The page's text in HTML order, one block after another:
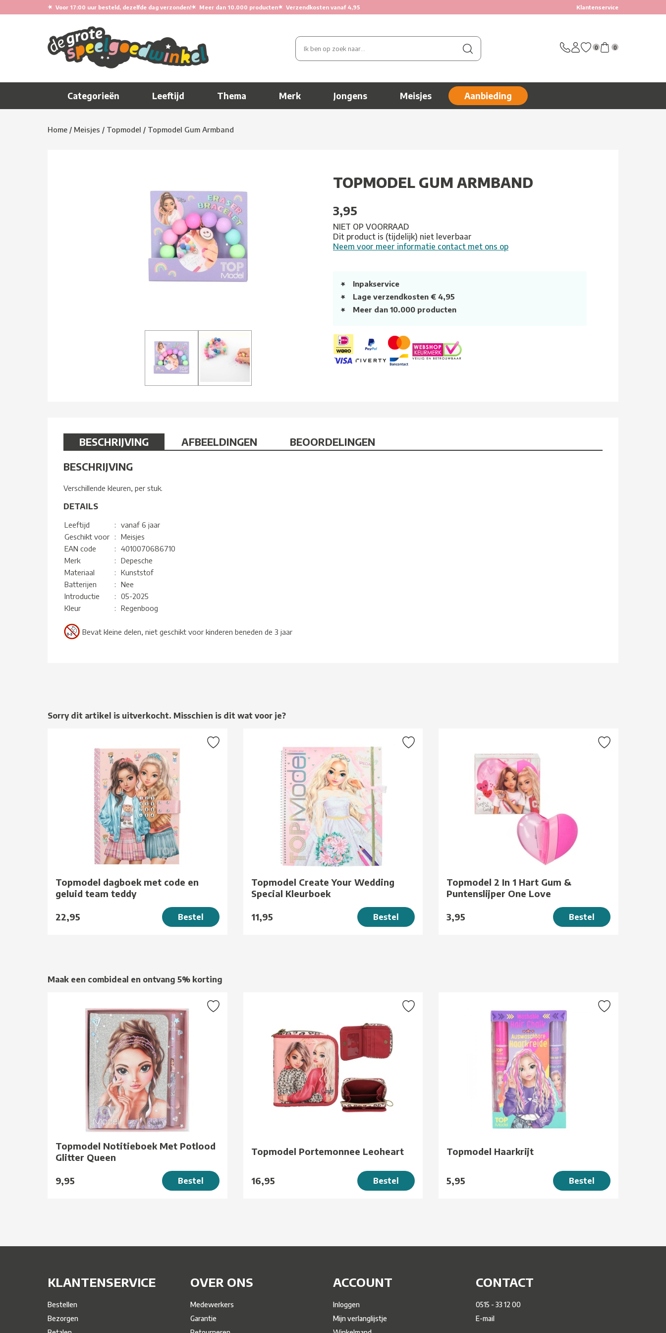
★ Voor 17:00 uur besteld, dezelfde dag verzonden!★ Meer dan 10.000 producten★ Verzendkosten vanaf 4,95 Klantenservice
0 0
Categorieën Leeftijd Thema Merk Jongens Meisjes Aanbieding
Home / Meisjes / Topmodel / Topmodel Gum Armband
TOPMODEL GUM ARMBAND
3,95
NIET OP VOORRAAD
Dit product is (tijdelijk) niet leverbaar
Neem voor meer informatie contact met ons op
Inpakservice
Lage verzendkosten € 4,95
Meer dan 10.000 producten
BESCHRIJVING AFBEELDINGEN
BEOORDELINGEN
BESCHRIJVING
Verschillende kleuren, per stuk.
DETAILS
Leeftijd :
vanaf 6 jaar
Geschikt voor
:
Meisjes
EAN code
:
4010070686710
Merk
:
Depesche
Materiaal
:
Kunststof
Batterijen
:
Nee
Introductie
:
05-2025
Kleur
: Regenboog
Bevat kleine delen, niet geschikt voor kinderen beneden de 3 jaar
Sorry dit artikel is uitverkocht. Misschien is dit wat voor je?
Topmodel dagboek met code en
geluid team teddy
22,95 Bestel
Topmodel Create Your Wedding
Special Kleurboek
11,95 Bestel
Topmodel 2 In 1 Hart Gum &
Puntenslijper One Love
3,95 Bestel
Maak een combideal en ontvang 5% korting
Topmodel Notitieboek Met Potlood
Glitter Queen
9,95 Bestel
Topmodel Portemonnee Leoheart
16,95 Bestel
Topmodel Haarkrijt
5,95 Bestel
KLANTENSERVICE
Bestellen
Bezorgen
OVER ONS
Medewerkers
Garantie
ACCOUNT
Inloggen
Mijn verlanglijstje
CONTACT
0515 - 33 12 00
E-mail